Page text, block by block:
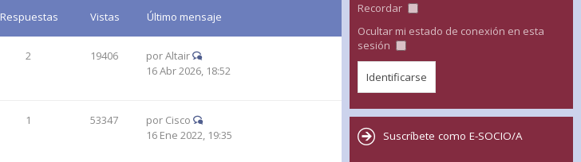
Respuestas Vistas Último mensaje
2 19406 porAltair
16 Abr 2026, 18:52
1 53347 por Cisco
16 Ene 2022, 19:35
Recordar
Ocultar mi estado de conexión en esta
sesión
Suscríbete como E-SOCIO/A